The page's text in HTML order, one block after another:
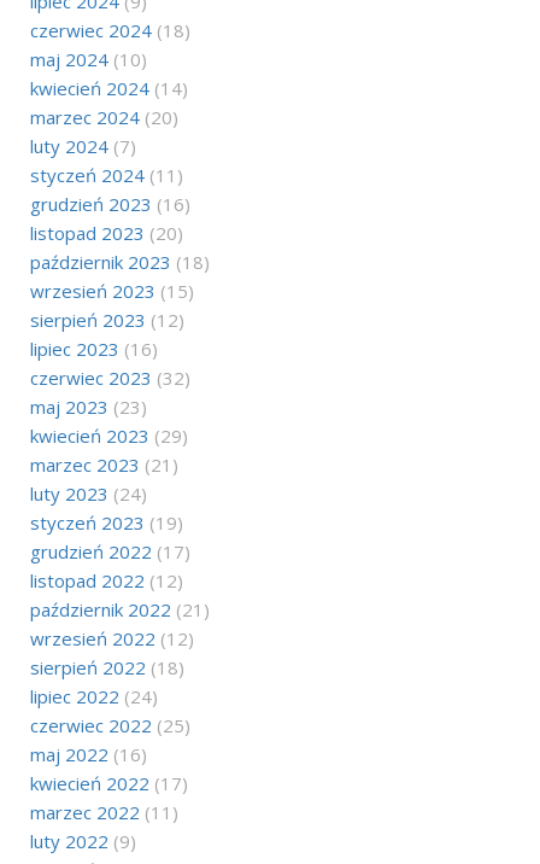
czerwiec 2024 (18)
maj 2024 (10)
kwiecień 2024 (14)
marzec 2024 (20)
luty 2024 (7)
styczeń 2024 (11)
grudzień 2023 (16)
listopad 2023 (20)
październik 2023 (18)
wrzesień 2023 (15)
sierpień 2023 (12)
lipiec 2023 (16)
czerwiec 2023 (32)
maj 2023 (23)
kwiecień 2023 (29)
marzec 2023 (21)
luty 2023 (24)
styczeń 2023 (19)
grudzień 2022 (17)
listopad 2022 (12)
październik 2022 (21)
wrzesień 2022 (12)
sierpień 2022 (18)
lipiec 2022 (24)
czerwiec 2022 (25)
maj 2022 (16)
kwiecień 2022 (17)
marzec 2022 (11)
luty 2022 (9)